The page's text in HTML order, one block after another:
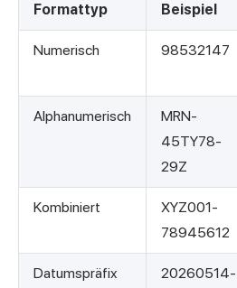
Formattyp Beispiel
Numerisch 98532147
Alphanumerisch
MRN-
45TY78-
29Z
Kombiniert
XYZ001-
78945612
Datumspräfix
20260514-